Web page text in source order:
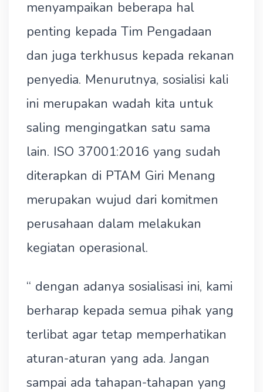
menyampaikan beberapa hal
penting kepada Tim Pengadaan
dan juga terkhusus kepada rekanan
penyedia. Menurutnya, sosialisi kali
ini merupakan wadah kita untuk
saling mengingatkan satu sama
lain. ISO 37001:2016 yang sudah
diterapkan di PTAM Giri Menang
merupakan wujud dari komitmen
perusahaan dalam melakukan
kegiatan operasional.
“ dengan adanya sosialisasi ini, kami
berharap kepada semua pihak yang
terlibat agar tetap memperhatikan
aturan-aturan yang ada. Jangan
sampai ada tahapan-tahapan yang